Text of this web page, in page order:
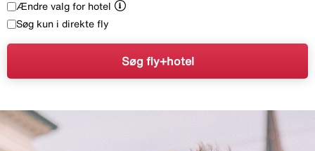
Ændre valg for hotel
Søg kun i direkte fly
Søg fly+hotel